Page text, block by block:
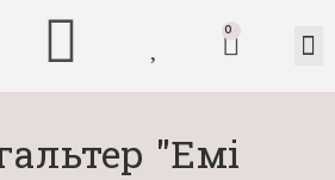
0
"Емі